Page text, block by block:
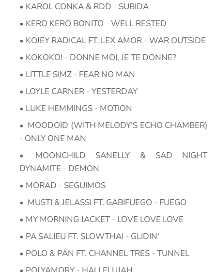
KAROL CONKA & RDD - SUBIDA
KERO KERO BONITO - WELL RESTED
KOJEY RADICAL FT. LEX AMOR - WAR OUTSIDE
KOKOKO! - DONNE MOI, JE TE DONNE?
LITTLE SIMZ - FEAR NO MAN
LOYLE CARNER - YESTERDAY
LUKE HEMMINGS - MOTION
MOODOÏD (WITH MELODY’S ECHO CHAMBER)
- ONLY ONE MAN
MOONCHILD SANELLY & SAD NIGHT
DYNAMITE - DEMON
MORAD - SEGUIMOS
MUSTI & JELASSI FT. GABIFUEGO - FUEGO
MY MORNING JACKET - LOVE LOVE LOVE
PA SALIEU FT. SLOWTHAI - GLIDIN'
POLO & PAN FT. CHANNEL TRES - TUNNEL